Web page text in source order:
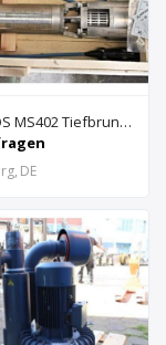
GRUNDFOS MS402 Tiefbrunnenpumpe
DE